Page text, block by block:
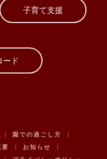
子育て支援
ード
| 園での過ごし方
|
| お知らせ
|